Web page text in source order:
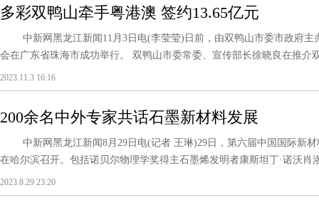
多彩双鸭山牵手粤港澳 签约13.65亿元
中新网黑龙江新闻11月3日电(李莹莹)日前，由双鸭山市委市政府主
会在广东省珠海市成功举行。 双鸭山市委常委、宣传部长徐晓良在推介
2023.11.3 16:16
200余名中外专家共话石墨新材料发展
中新网黑龙江新闻8月29日电(记者 王琳)29日，第六届中国国际新材
在哈尔滨召开。包括诺贝尔物理学奖得主石墨烯发明者康斯坦丁·诺沃肖
2023.8.29 23:20